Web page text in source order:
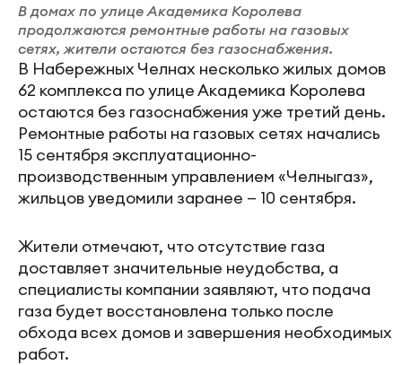
В домах по улице Академика Королева
продолжаются ремонтные работы на газовых
сетях, жители остаются без газоснабжения.
В Набережных Челнах несколько жилых домов
62 комплекса по улице Академика Королева
остаются без газоснабжения уже третий день.
Ремонтные работы на газовых сетях начались
15 сентября эксплуатационно-
производственным управлением «Челныгаз»,
жильцов уведомили заранее — 10 сентября.
Жители отмечают, что отсутствие газа
доставляет значительные неудобства, а
специалисты компании заявляют, что подача
газа будет восстановлена только после
обхода всех домов и завершения необходимых
работ.